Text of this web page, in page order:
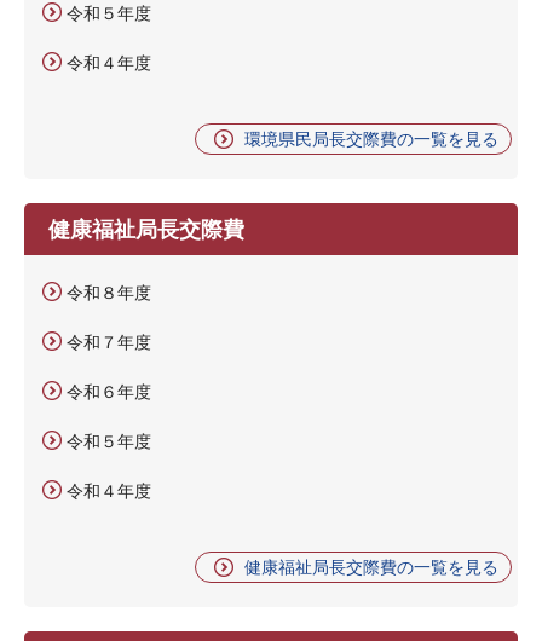
令和５年度
令和４年度
環境県民局長交際費の一覧を見る
健康福祉局長交際費
令和８年度
令和７年度
令和６年度
令和５年度
令和４年度
健康福祉局長交際費の一覧を見る